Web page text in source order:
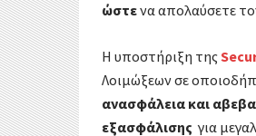
ώστενα απολαύσετε
Η υποστήριξη της
Λοιμώξεων σε
ανασφάλεια και
εξασφάλισης για